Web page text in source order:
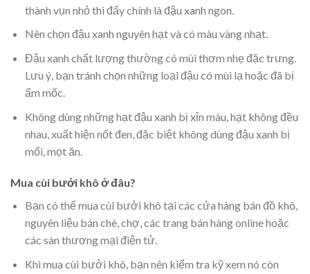
thành vụn nhỏ thì đấy chính là đậu xanh ngon.
Nên chọn đậu xanh nguyên hạt và có màu vàng nhạt.
Đậu xanh chất lượng thường có mùi thơm nhẹ đặc trưng.
Lưu ý, bạn tránh chọn những loại đậu có mùi lạ hoặc đã bị
ẩm mốc.
Không dùng những hạt đậu xanh bị xỉn màu, hạt không đều
nhau, xuất hiện nốt đen, đặc biệt không dùng đậu xanh bị
mối, mọt ăn.
Mua cùi bưởi khô ở đâu?
Bạn có thể mua cùi bưởi khô tại các cửa hàng bán đồ khô,
nguyên liệu bán chè, chợ, các trang bán hàng online hoặc
các sàn thương mại điện tử.
Khi mua cùi bưởi khô, bạn nên kiểm tra kỹ xem nó còn